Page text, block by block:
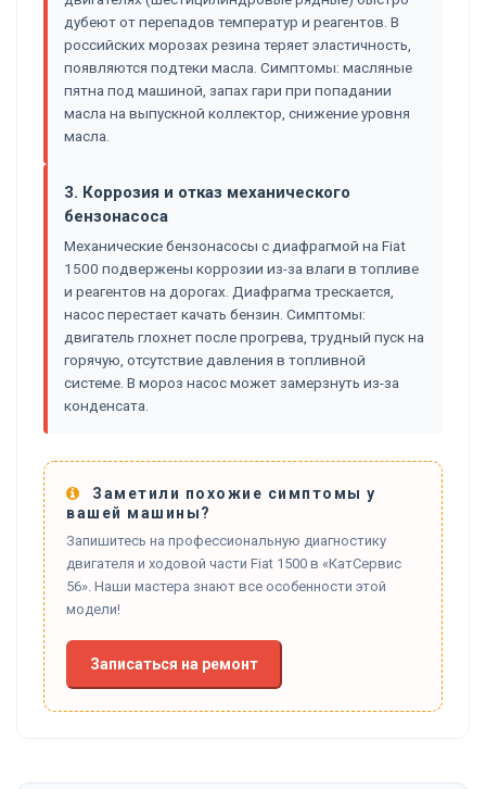
дубеют от перепадов температур и реагентов. В
российских морозах резина теряет эластичность,
появляются подтеки масла. Симптомы: масляные
пятна под машиной, запах гари при попадании
масла на выпускной коллектор, снижение уровня
масла.
3. Коррозия и отказ механического
бензонасоса
Механические бензонасосы с диафрагмой на Fiat
1500 подвержены коррозии из-за влаги в топливе
и реагентов на дорогах. Диафрагма трескается,
насос перестает качать бензин. Симптомы:
двигатель глохнет после прогрева, трудный пуск на
горячую, отсутствие давления в топливной
системе. В мороз насос может замерзнуть из-за
конденсата.
Заметили похожие симптомы у
вашей машины?
Запишитесь на профессиональную диагностику
двигателя и ходовой части Fiat 1500 в «КатСервис
56». Наши мастера знают все особенности этой
модели!
Записаться на ремонт